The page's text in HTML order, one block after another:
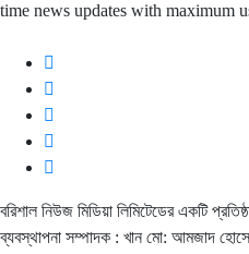
time news updates with maximum
বরিশাল নিউজ মিডিয়া লিমিটেডের একটি
ব্যবস্থাপনা সম্পাদক : খান মো: আমজাদ